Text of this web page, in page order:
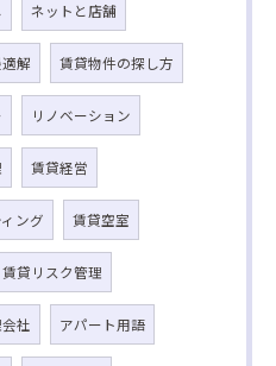
ネットと店舗
解 賃貸物件の探し方
リノベーション
賃貸経営
ング 賃貸空室
賃貸リスク管理
社 アパート用語